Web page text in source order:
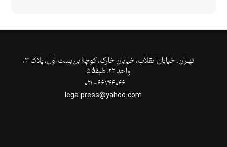
تهـران،‌ خیابان انقلاب، خیابان خارک، کوچۀ بن‌بست اول، پلاک ۳،
واحد ۲۲، طبقۀ ۵